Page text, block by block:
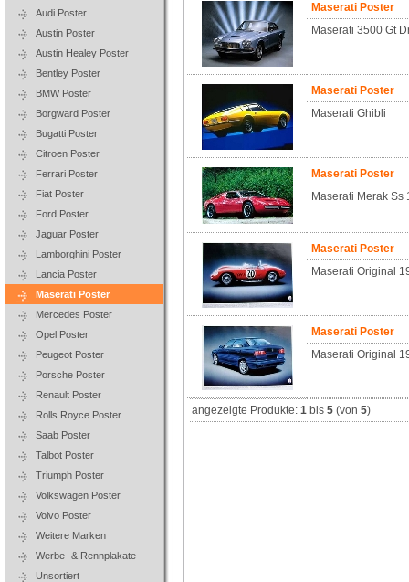
Audi Poster
Austin Poster
Austin Healey Poster
Bentley Poster
BMW Poster
Borgward Poster
Bugatti Poster
Citroen Poster
Ferrari Poster
Fiat Poster
Ford Poster
Jaguar Poster
Lamborghini Poster
Lancia Poster
Maserati Poster
Mercedes Poster
Opel Poster
Peugeot Poster
Porsche Poster
Renault Poster
Rolls Royce Poster
Saab Poster
Talbot Poster
Triumph Poster
Volkswagen Poster
Volvo Poster
Weitere Marken
Werbe- & Rennplakate
Unsortiert
Maserati Poster
Maserati 3500 Gt
Maserati Poster
Maserati Ghibli
Maserati Poster
Maserati Merak Ss
Maserati Poster
Maserati Original
Maserati Poster
Maserati Original
angezeigte Produkte:1 bis5 (von5)